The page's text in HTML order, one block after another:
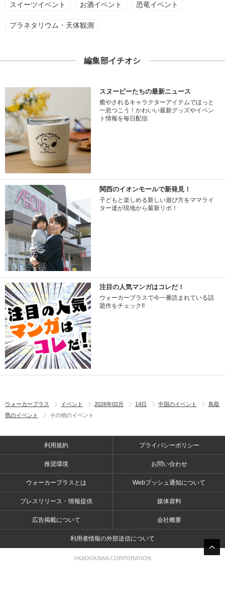
スイーツイベント お酒イベント 恐竜イベント
プラネタリウム・天体観測
編集部イチオシ
スヌーピーたちの最新ニュース
癒やされるキャラクターアイテムでほっと
一息つこう！かわいい最新グッズやイベン
ト情報を毎日配信
関西のイオンモールで新発見！
子どもと楽しめる新しい遊び方をママライ
ター達が現地から最新リポ！
注目の人気マンガはコレだ！
ウォーカープラスで今一番読まれている話
題作をチェック!!
ウォーカープラス イベント 2026年02月 14日 中国のイベント
鳥取
県のイベント
その他のイベント
利用規約 プライバシーポリシー
推奨環境 お問い合わせ
ウォーカープラスとは Webプッシュ通知について
プレスリリース・情報提供 媒体資料
広告掲載について 会社概要
利用者情報の外部送信について
©KADOKAWA CORPORATION